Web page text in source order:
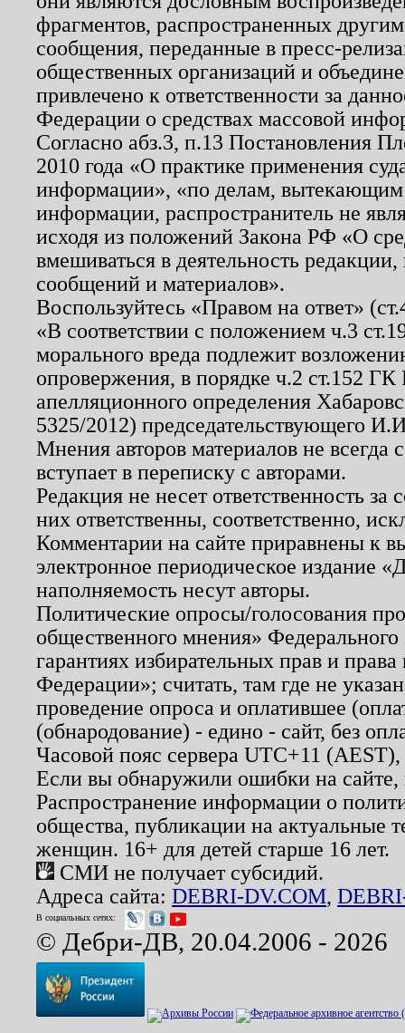
фрагментов, распространенных
сообщения, переданные в пресс-
общественных организаций и
привлечено к ответственности за
Федерации о средствах массовой
Согласно абз.3, п.13 Постановления
2010 года «О практике применения
информации», «по делам, вытекающим
информации, распространитель не
исходя из положений Закона РФ «О
вмешиваться в деятельность
сообщений и материалов».
Воспользуйтесь «Правом на ответ»
«В соответствии с положением ч.3
морального вреда подлежит
опровержения, в порядке ч.2 ст.152
апелляционного определения
5325/2012) председательствующего
Мнения авторов материалов не
вступает в переписку с авторами.
Редакция не несет ответственность
них ответственны, соответственно,
Комментарии на сайте приравнены к
электронное периодическое издание
наполняемость несут авторы.
Политические опросы/голосования
общественного мнения»
гарантиях избирательных прав и
Федерации»; считать, там где не
проведение опроса и оплатившее
(обнародование) - едино - сайт, без
Часовой пояс сервера UTC+11
Если вы обнаружили ошибки на
Распространение информации о
общества, публикации на актуальные
женщин. 16+ для детей старше 16 лет.
СМИ не получает субсидий.
Адреса сайта: DEBRI-DV.COM,
В социальных сетях:
© Дебри-ДВ, 20.04.2006 - 2026